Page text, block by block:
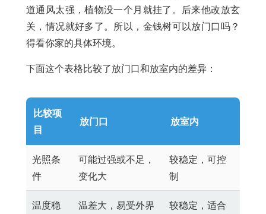
道通风太强，植物没一个月就挂了。后来他改放玄
关，情况就好多了。所以，金钱树可以放门口吗？
得看你家的具体环境。
下面这个表格比较了放门口和放室内的差异：
比较项
目
放门口 放室内
光照条
件
可能过强或不足，
变化大
较稳定，可控
制
温度稳
温差大，易受外界
较稳定，适合